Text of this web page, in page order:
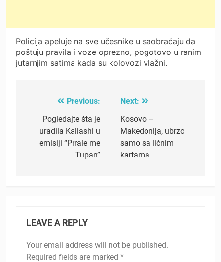
Policija apeluje na sve učesnike u saobraćaju da
poštuju pravila i voze oprezno, pogotovo u ranim
jutarnjim satima kada su kolovozi vlažni.
navigation
Previous:
Pogledajte šta je
uradila Kallashi u
emisiji “Prrale me
Tupan”
Next:
Kosovo –
Makedonija, ubrzo
samo sa ličnim
kartama
LEAVE A REPLY
Your email address will not be published.
Required fields are marked *